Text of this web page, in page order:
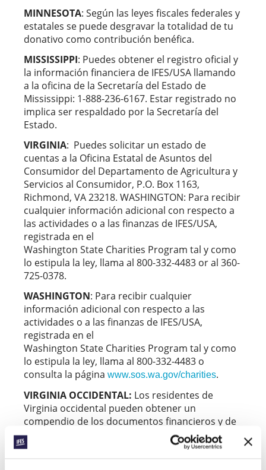
MINNESOTA: Según las leyes fiscales federales y
estatales se puede desgravar la totalidad de tu
donativo como contribución benéfica.
MISSISSIPPI: Puedes obtener el registro oficial y
la información financiera de IFES/USA llamando
a la oficina de la Secretaría del Estado de
Mississippi: 1-888-236-6167. Estar registrado no
implica ser respaldado por la Secretaría del
Estado.
VIRGINIA: Puedes solicitar un estado de
cuentas a la Oficina Estatal de Asuntos del
Consumidor del Departamento de Agricultura y
Servicios al Consumidor, P.O. Box 1163,
Richmond, VA 23218. WASHINGTON: Para recibir
cualquier información adicional con respecto a
las actividades o a las finanzas de IFES/USA,
registrada en el
Washington State Charities Program tal y como
lo estipula la ley, llama al 800-332-4483 or al 360-
725-0378.
WASHINGTON: Para recibir cualquier
información adicional con respecto a las
actividades o a las finanzas de IFES/USA,
registrada en el
Washington State Charities Program tal y como
lo estipula la ley, llama al 800-332-4483 o
consulta la página www.sos.wa.gov/charities.
VIRGINIA OCCIDENTAL: Los residentes de
Virginia occidental pueden obtener un
compendio de los documentos financieros y de
registro a través de la Secretaría de
Estado: Secretary of State, State Capitol,